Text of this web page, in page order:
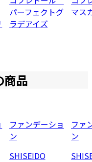
パーフェクトグ
ラデアイズ
マス
商品
ファンデーショ
ン
SHISEIDO
ファ
ン